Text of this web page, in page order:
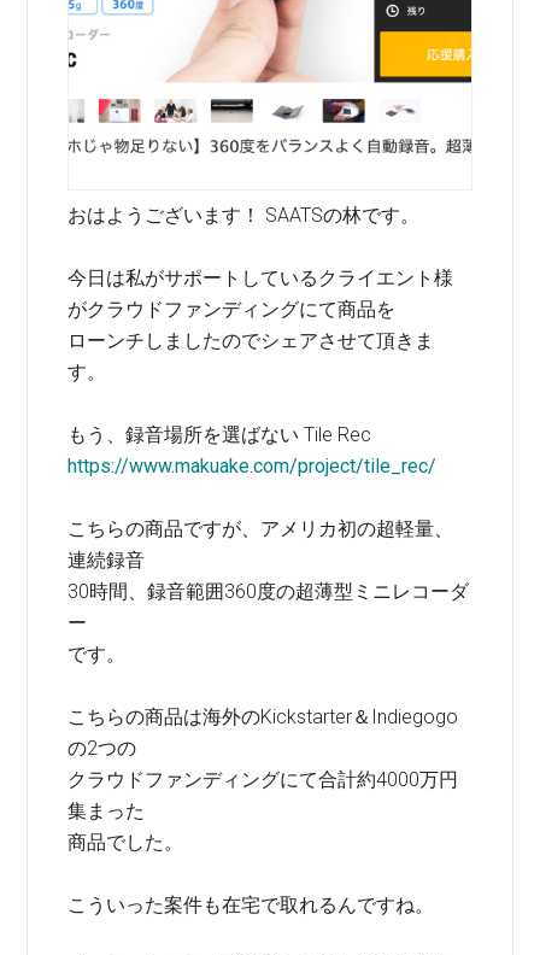
おはようございます！ SAATSの林です。
今日は私がサポートしているクライエント様
がクラウドファンディングにて商品を
ローンチしましたのでシェアさせて頂きま
す。
もう、録音場所を選ばない Tile Rec
https://www.makuake.com/project/tile_rec/
こちらの商品ですが、アメリカ初の超軽量、
連続録音
30時間、録音範囲360度の超薄型ミニレコーダ
ー
です。
こちらの商品は海外のKickstarter＆Indiegogo
の2つの
クラウドファンディングにて合計約4000万円
集まった
商品でした。
こういった案件も在宅で取れるんですね。